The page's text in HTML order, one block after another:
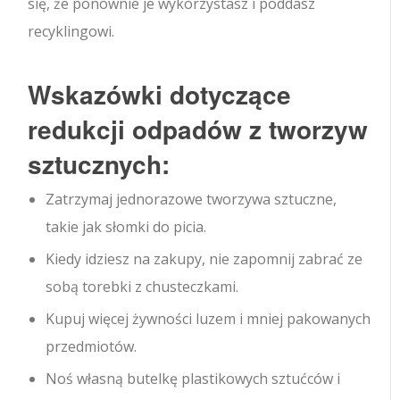
recyklingowi.
Wskazówki dotyczące
redukcji odpadów z tworzyw
sztucznych:
Zatrzymaj jednorazowe tworzywa sztuczne,
takie jak słomki do picia.
Kiedy idziesz na zakupy, nie zapomnij zabrać ze
sobą torebki z chusteczkami.
Kupuj więcej żywności luzem i mniej pakowanych
przedmiotów.
Noś własną butelkę plastikowych sztućców i